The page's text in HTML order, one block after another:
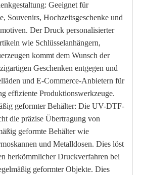
Geeignet für
Souvenirs, Hochzeitsgeschenke und
Der Druck personalisierter
wie Schlüsselanhängern,
kommt dem Wunsch der
Geschenken entgegen und
und E-Commerce-Anbietern für
effiziente Produktionswerkzeuge.
geformter Behälter: Die UV-DTF-
die präzise Übertragung von
geformte Behälter wie
und Metalldosen. Dies löst
herkömmlicher Druckverfahren bei
geformter Objekte. Dies